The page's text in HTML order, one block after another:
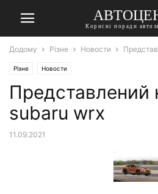
Корисні поради
Додому Різне Новости
Різне Новости
Представлений
subaru wrx
11.09.2021